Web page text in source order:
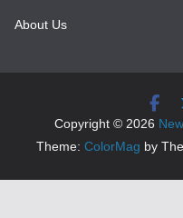
About Us
Copyright © 2026
Theme: ColorMag by